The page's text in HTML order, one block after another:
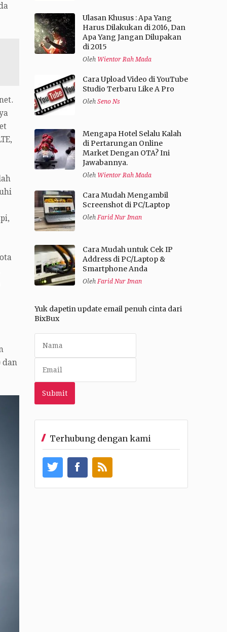
dan
Ulasan Khusus : Apa Yang
Harus Dilakukan di 2016, Dan
Apa Yang Jangan Dilupakan
di 2015
Oleh Wientor Rah Mada
Cara Upload Video di YouTube
Studio Terbaru Like A Pro
Oleh Seno Ns
Mengapa Hotel Selalu Kalah
di Pertarungan Online
Market Dengan OTA? Ini
Jawabannya.
Oleh Wientor Rah Mada
Cara Mudah Mengambil
Screenshot di PC/Laptop
OlehFarid Nur Iman
Cara Mudah untuk Cek IP
Address di PC/Laptop &
Smartphone Anda
OlehFarid Nur Iman
Yuk dapetin update email penuh cinta dari
BixBux
Terhubung dengan kami